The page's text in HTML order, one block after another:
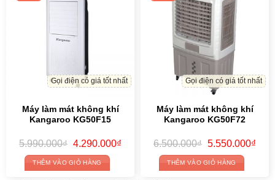
Gọi điện có giá tốt nhất
Máy làm mát không khí
Kangaroo KG50F15
5.990.000₫ Original
price
was:
5.990.000₫.
4.290.000₫Current
4.290.000₫.
THÊM VÀO GIỎ HÀNG
Gọi điện có giá tốt nhất
Máy làm mát không khí
Kangaroo KG50F72
6.500.000₫ Original
price
was:
6.500.000₫.
5.550.000₫
THÊM VÀO GIỎ HÀNG